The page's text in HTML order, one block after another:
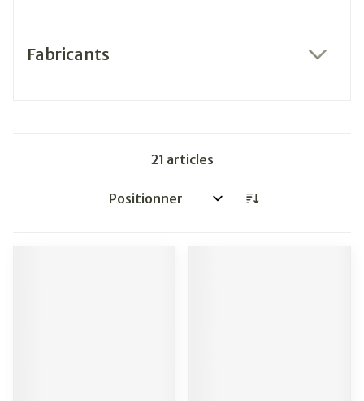
Fabricants
21 articles
Trier par: